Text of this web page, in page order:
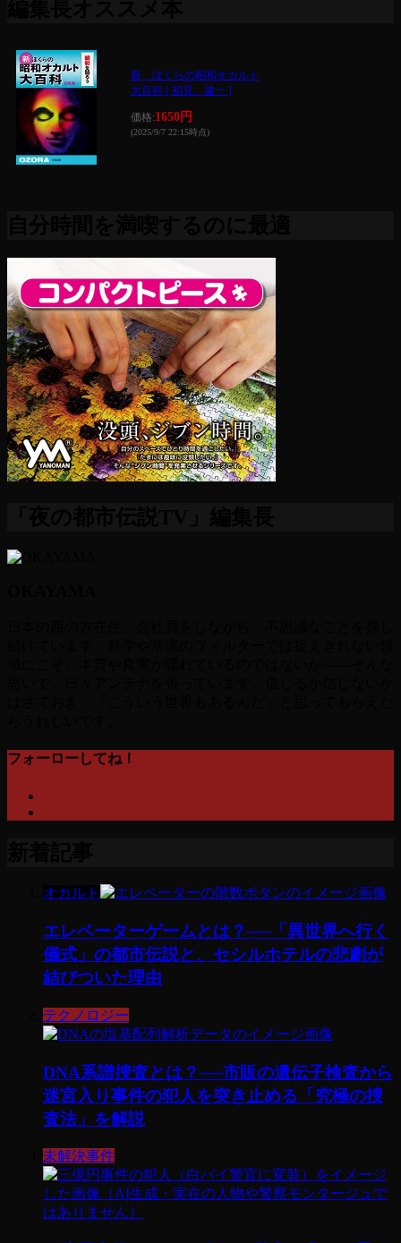
新 ぼくらの昭和オカルト
大百科 [ 初見 健一 ]
価格:1650円
(2025/9/7 22:15時点)
フォーローしてね！
オカルト
エレベーターゲームとは？──「異世界へ行く
儀式」の都市伝説と、セシルホテルの悲劇が
結びついた理由
テクノロジー
DNA系譜捜査とは？──市販の遺伝子検査から
迷宮入り事件の犯人を突き止める「究極の捜
査法」を解説
未解決事件